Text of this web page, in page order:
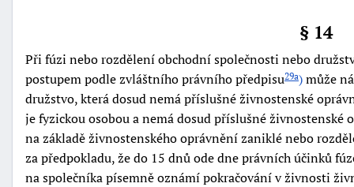
§ 14
Při fúzi nebo rozdělení obchodní společnosti nebo
postupem podle zvláštního právního předpisu29a)může
družstvo, která dosud nemá příslušné živnostenské
je fyzickou osobou a nemá dosud příslušné
na základě živnostenského oprávnění zaniklé nebo
za předpokladu, že do 15 dnů ode dne právních účinků
na společníka písemně oznámí pokračování v živnosti